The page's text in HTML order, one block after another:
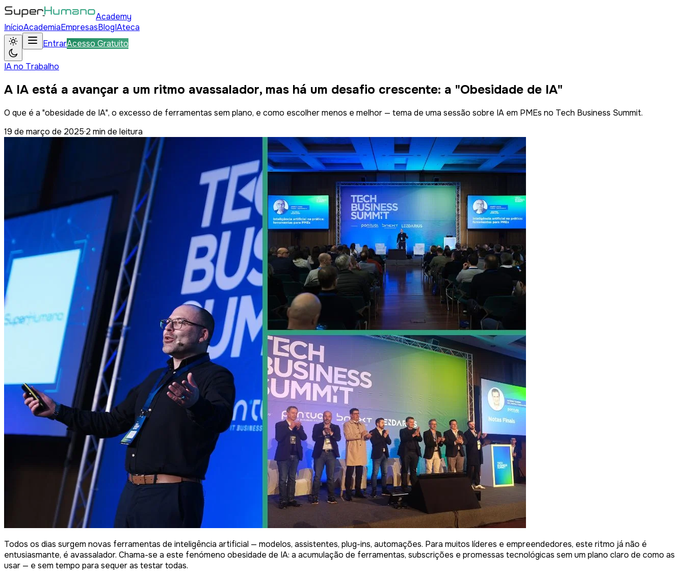
Academy
InícioAcademiaEmpresasBlogIAteca
EntrarAcesso Gratuito
IA no Trabalho
A IA está a avançar a um ritmo avassalador, mas há um desafio crescente: a "Obesidade de IA"
O que é a "obesidade de IA", o excesso de ferramentas sem plano, e como escolher menos e melhor — tema de uma sessão sobre IA em PMEs no Tech Business Summit.
19 de março de 2025·2 min de leitura
Todos os dias surgem novas ferramentas de inteligência artificial — modelos, assistentes, plug-ins, automações. Para muitos líderes e empreendedores, este ritmo já não é
entusiasmante, é avassalador. Chama-se a este fenómeno obesidade de IA: a acumulação de ferramentas, subscrições e promessas tecnológicas sem um plano claro de como as
usar — e sem tempo para sequer as testar todas.